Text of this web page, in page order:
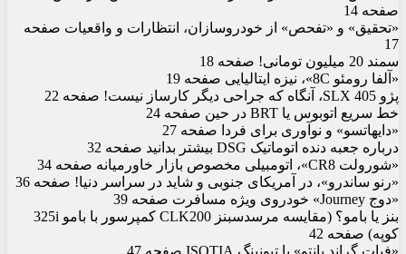
صفحه 14
«تحقیق» و «تفحص» از خودروسازان، انتظارات و واقعیات صفحه
17
سمند 20 میلیون تومانی! صفحه 18
«آلفا رومئو 8C»، نیزه ایتالیایی صفحه 19
پژو 405 SLX، آنگاه که جراحی دیگر کارساز نیست! صفحه 22
خط سریع اتوبوس یا BRT در حین صفحه 24
«دایهاتسو» و نوآوری برای فردا صفحه 27
درباره جعبه دنده اتوماتیک DSG بیشتر بدانید صفحه 32
«شورولت CR8»، اتومبیلی مخصوص بازار خاورمیانه صفحه 34
«رنو ساندرو»، در آمریکای جنوبی و شاید در سراسر دنیا! صفحه 36
«دوج Journey» خودروی ویژه مسافرت صفحه 39
بنز یا ب‏ام‏و؟ (مقایسه مرسدس‏بنز CLK200 کمپرسور با ب‏ام‏و 325i
کوپه) صفحه 42
«فیات گراند پانتو» با تیونینگ ISOTIA صفحه 47